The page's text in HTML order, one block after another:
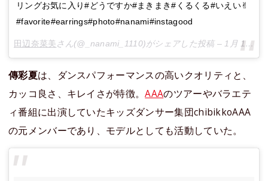
リングお気に入り#どうですか#まきまき#くるくる#いえい✌︎
#favorite#earrings#photo#nanami#instagood
田辺奈菜美さん(@_nanami_1110)がシェアした投稿 –1月 17, 2018 at 2:26午前 PST
傳彩夏は、ダンスパフォーマンスの高いクオリティと、
カッコ良さ、キレイさが特徴。AAAのツアーやバラエテ
ィ番組に出演していたキッズダンサー集団chibikkoAAA
の元メンバーであり、モデルとしても活動していた。